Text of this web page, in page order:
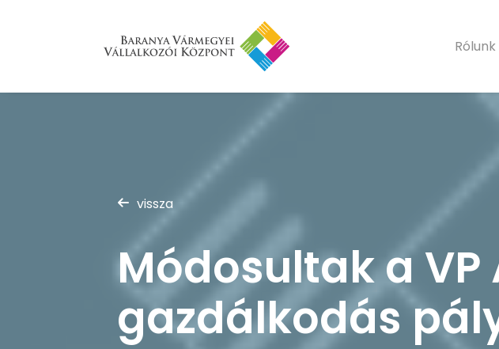
Rólunk
vissza
Módosultak a VP
gazdálkodás